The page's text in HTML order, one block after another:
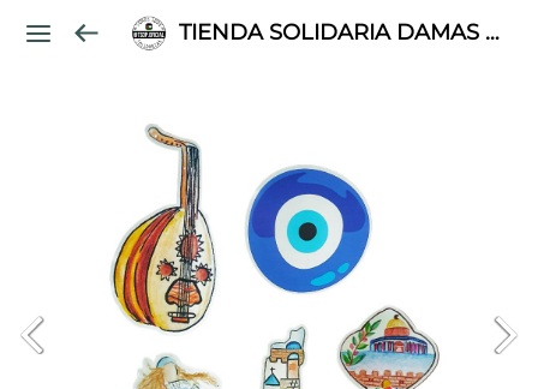
TIENDA SOLIDARIA DAMAS PALESTINAS